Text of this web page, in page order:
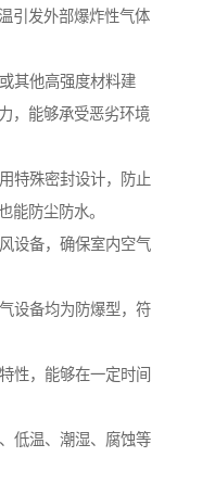
引发外部爆炸性气体
其他高强度材料建
，能够承受恶劣环境
特殊密封设计，防止
能防尘防水。
设备，确保室内空气
设备均为防爆型，符
性，能够在一定时间
低温、潮湿、腐蚀等